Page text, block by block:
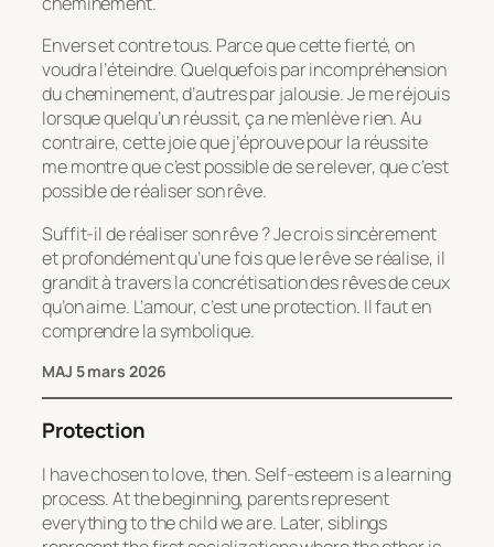
Envers et contre tous. Parce que cette fierté, on
voudra l’éteindre. Quelquefois par incompréhension
du cheminement, d’autres par jalousie. Je me réjouis
lorsque quelqu’un réussit, ça ne m’enlève rien. Au
contraire, cette joie que j’éprouve pour la réussite
me montre que c’est possible de se relever, que c’est
possible de réaliser son rêve.
Suffit-il de réaliser son rêve ? Je crois sincèrement
et profondément qu’une fois que le rêve se réalise, il
grandit à travers la concrétisation des rêves de ceux
qu’on aime. L’amour, c’est une protection. Il faut en
comprendre la symbolique.
MAJ 5 mars 2026
Protection
I have chosen to love, then. Self-esteem is a learning
process. At the beginning, parents represent
everything to the child we are. Later, siblings